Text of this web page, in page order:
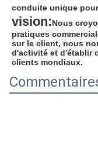
conduite unique
vision:Nous
pratiques
sur le client, nous
d'activité et d'établir
clients mondiaux.